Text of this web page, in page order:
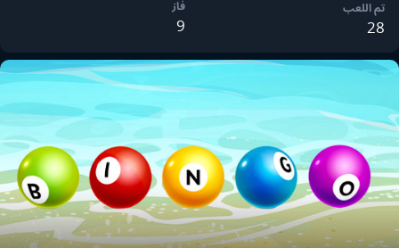
تم اللعب
28
فاز
9